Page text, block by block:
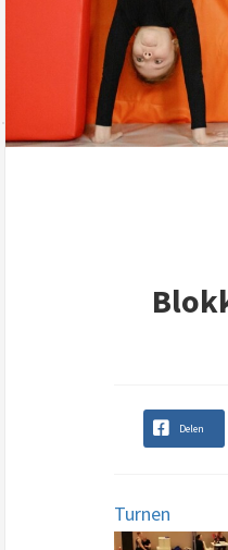
Delen
Turnen